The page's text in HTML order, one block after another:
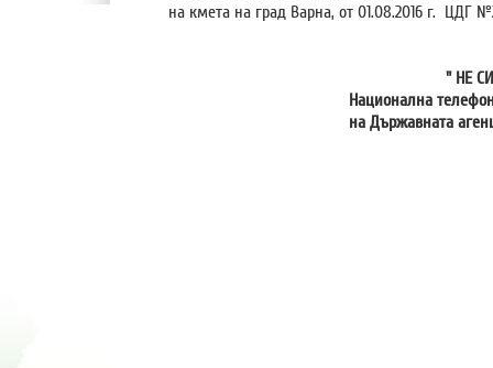
на кмета на град Варна, от 01.08.2016 г. ЦДГ
" НЕ СИ
Национална телефонна линия
на Държавната агенция за